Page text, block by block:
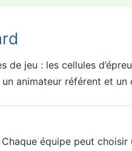
jeu : les cellules
animateur référent et un
équipe peut choisir